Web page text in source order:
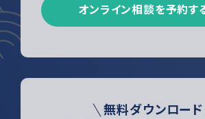
オンライン相談を予約す
無料ダウンロード